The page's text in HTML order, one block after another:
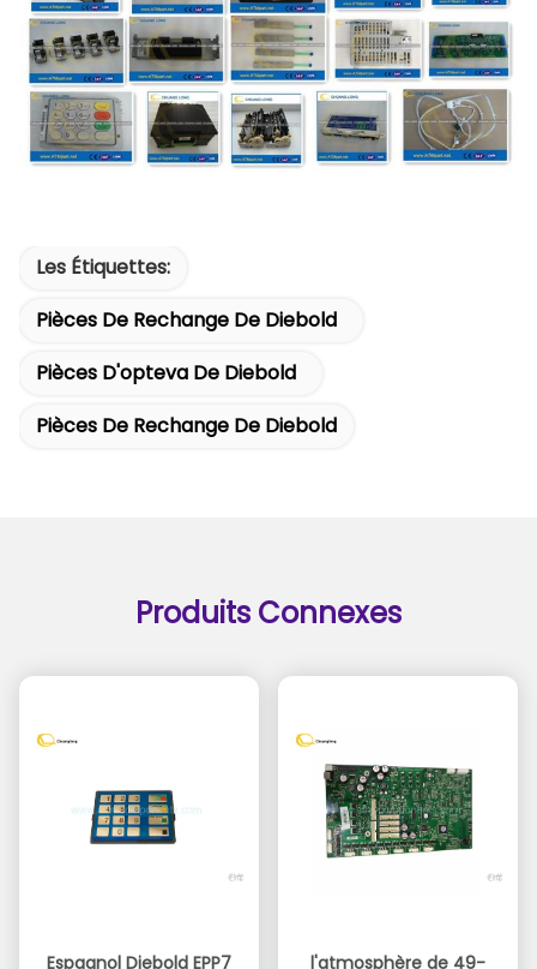
Les Étiquettes:
Pièces De Rechange De Diebold
Pièces D'opteva De Diebold
Pièces De Rechange De Diebold
Produits Connexes
Espagnol Diebold EPP7
l'atmosphère de 49-